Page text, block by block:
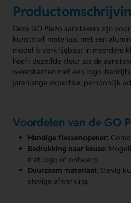
Deze GO Piezo aanstekers zijn
kunststof materiaal met een
model is verkrijgbaar in meerdere
heeft dezelfde kleur als de
weerskanten met een logo,
jarenlange expertise, persoonlijk
Voordelen van de GO
Handige flessenopener:
Bedrukking naar keuze:
met logo of ontwerp.
Duurzaam materiaal: Stevig
stevige afwerking.